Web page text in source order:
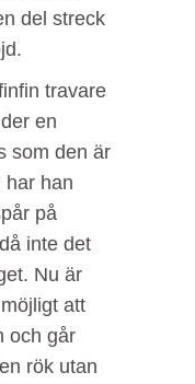
del streck
travare
en
som den är
har han
på
inte det
Nu är
att
och går
rök utan